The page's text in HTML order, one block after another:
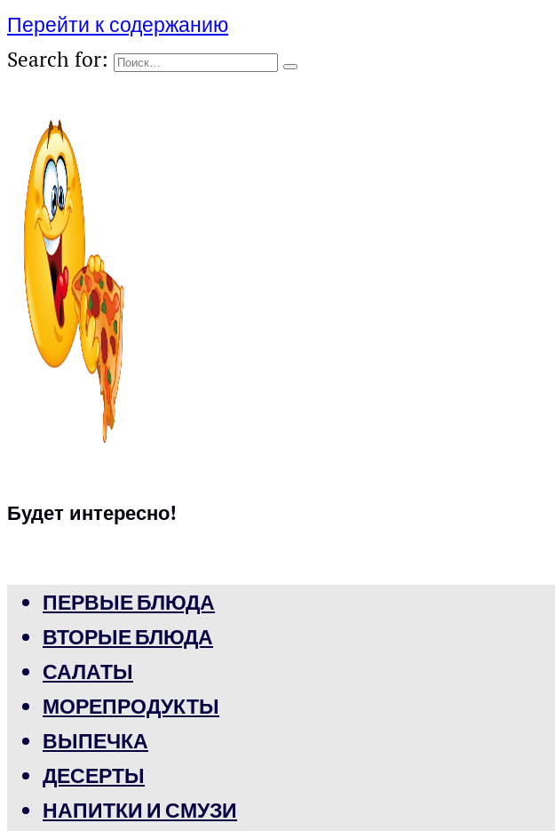
Перейти к содержанию
Search for:
Будет интересно!
ПЕРВЫЕ БЛЮДА
ВТОРЫЕ БЛЮДА
САЛАТЫ
МОРЕПРОДУКТЫ
ВЫПЕЧКА
ДЕСЕРТЫ
НАПИТКИ И СМУЗИ